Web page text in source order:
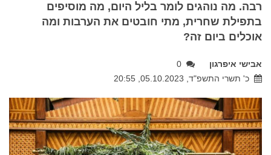
רבה. מה נוהגים לומר בליל היום, מה מוסיפים
בתפילת שחרית, מתי חובטים את הערבות ומה
אוכלים ביום זה?
אבישי איפרגון
0
כ' תשרי התשפ"ד, 05.10.2023, 20:55